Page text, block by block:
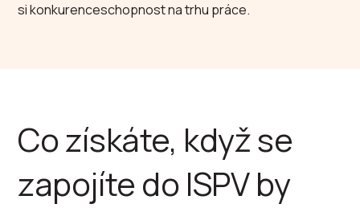
si konkurenceschopnost na trhu práce.
Co získáte, když se
zapojíte do ISPV by